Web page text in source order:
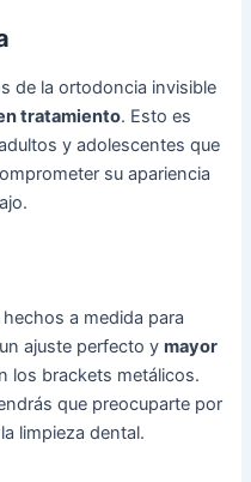
de la ortodoncia invisible
tratamiento. Esto es
y adolescentes que
su apariencia
a medida para
ajuste perfecto ymayor
los brackets metálicos.
que preocuparte por
limpieza dental.